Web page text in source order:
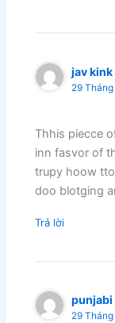
jav kink
29
Thhis piecce
inn fasvor of
trupy hoow tto
doo blotging
Trả lời
29